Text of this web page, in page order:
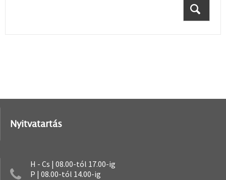
Nyitvatartás
H - Cs | 08.00-tól 17.00-ig
P | 08.00-tól 14.00-ig